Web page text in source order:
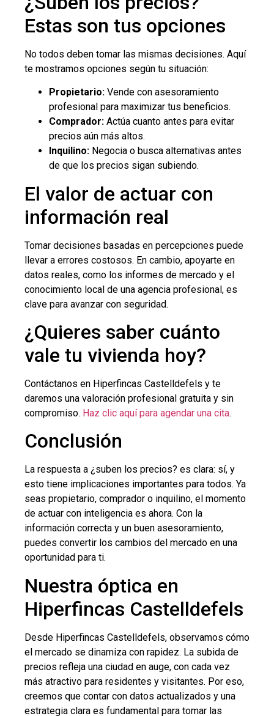
Estas son tus opciones
No todos deben tomar las mismas decisiones. Aquí
te mostramos opciones según tu situación:
Propietario: Vende con asesoramiento
profesional para maximizar tus beneficios.
Comprador: Actúa cuanto antes para evitar
precios aún más altos.
Inquilino: Negocia o busca alternativas antes
de que los precios sigan subiendo.
El valor de actuar con
información real
Tomar decisiones basadas en percepciones puede
llevar a errores costosos. En cambio, apoyarte en
datos reales, como los informes de mercado y el
conocimiento local de una agencia profesional, es
clave para avanzar con seguridad.
¿Quieres saber cuánto
vale tu vivienda hoy?
Contáctanos en Hiperfincas Castelldefels y te
daremos una valoración profesional gratuita y sin
compromiso. Haz clic aquí para agendar una cita.
Conclusión
La respuesta a ¿suben los precios? es clara: sí, y
esto tiene implicaciones importantes para todos. Ya
seas propietario, comprador o inquilino, el momento
de actuar con inteligencia es ahora. Con la
información correcta y un buen asesoramiento,
puedes convertir los cambios del mercado en una
oportunidad para ti.
Nuestra óptica en
Hiperfincas Castelldefels
Desde Hiperfincas Castelldefels, observamos cómo
el mercado se dinamiza con rapidez. La subida de
precios refleja una ciudad en auge, con cada vez
más atractivo para residentes y visitantes. Por eso,
creemos que contar con datos actualizados y una
estrategia clara es fundamental para tomar las